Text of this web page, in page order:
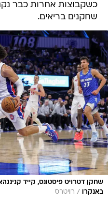
כשקבוצות אחרות כבר
שחקנים בריאים.
שחקן דטרויט פיסטונס, קייד
באנקרו
/ רויטרס